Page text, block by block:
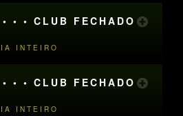
• • CLUB FECHADO
INTEIRO
• • CLUB FECHADO
INTEIRO